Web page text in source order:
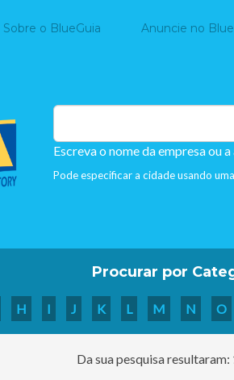
Home
Sobre o BlueGuia Anuncie no
Escreva o nome da empresa ou
Pode especificar a cidade usando
Procurar por
H I J K L M N O
Da sua pesquisa resultaram: